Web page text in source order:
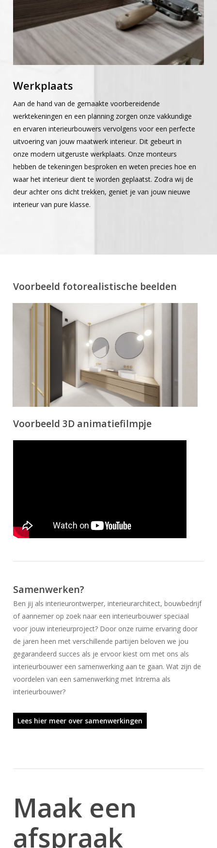
Werkplaats
Aan de hand van de gemaakte voorbereidende
werktekeningen en een planning zorgen onze vakkundige
en ervaren interieurbouwers vervolgens voor een perfecte
uitvoering van jouw maatwerk interieur. Dit gebeurt in
onze modern uitgeruste werkplaats. Onze monteurs
hebben de tekeningen besproken en weten precies hoe en
waar het interieur dient te worden geplaatst. Zodra wij de
deur achter ons dicht trekken, geniet je van jouw nieuwe
interieur van pure klasse.
Voorbeeld fotorealistische beelden
Voorbeeld 3D animatiefilmpje
Samenwerken?
Ben jij als interieurontwerper, interieurarchitect, bouwbedrijf
of aannemer op zoek naar een interieurbouwer speciaal
voor jouw interieurproject? Door onze ruime ervaring door
de jaren heen met verschillende partijen beloven we jou
gegarandeerd succes als je ervoor kiest om met ons als
interieurbouwer een samenwerking aan te gaan. Wat zijn de
voordelen van een samenwerking met Intrema als
interieurbouwer?
Lees hier meer over samenwerkingen
Maak een
afspraak